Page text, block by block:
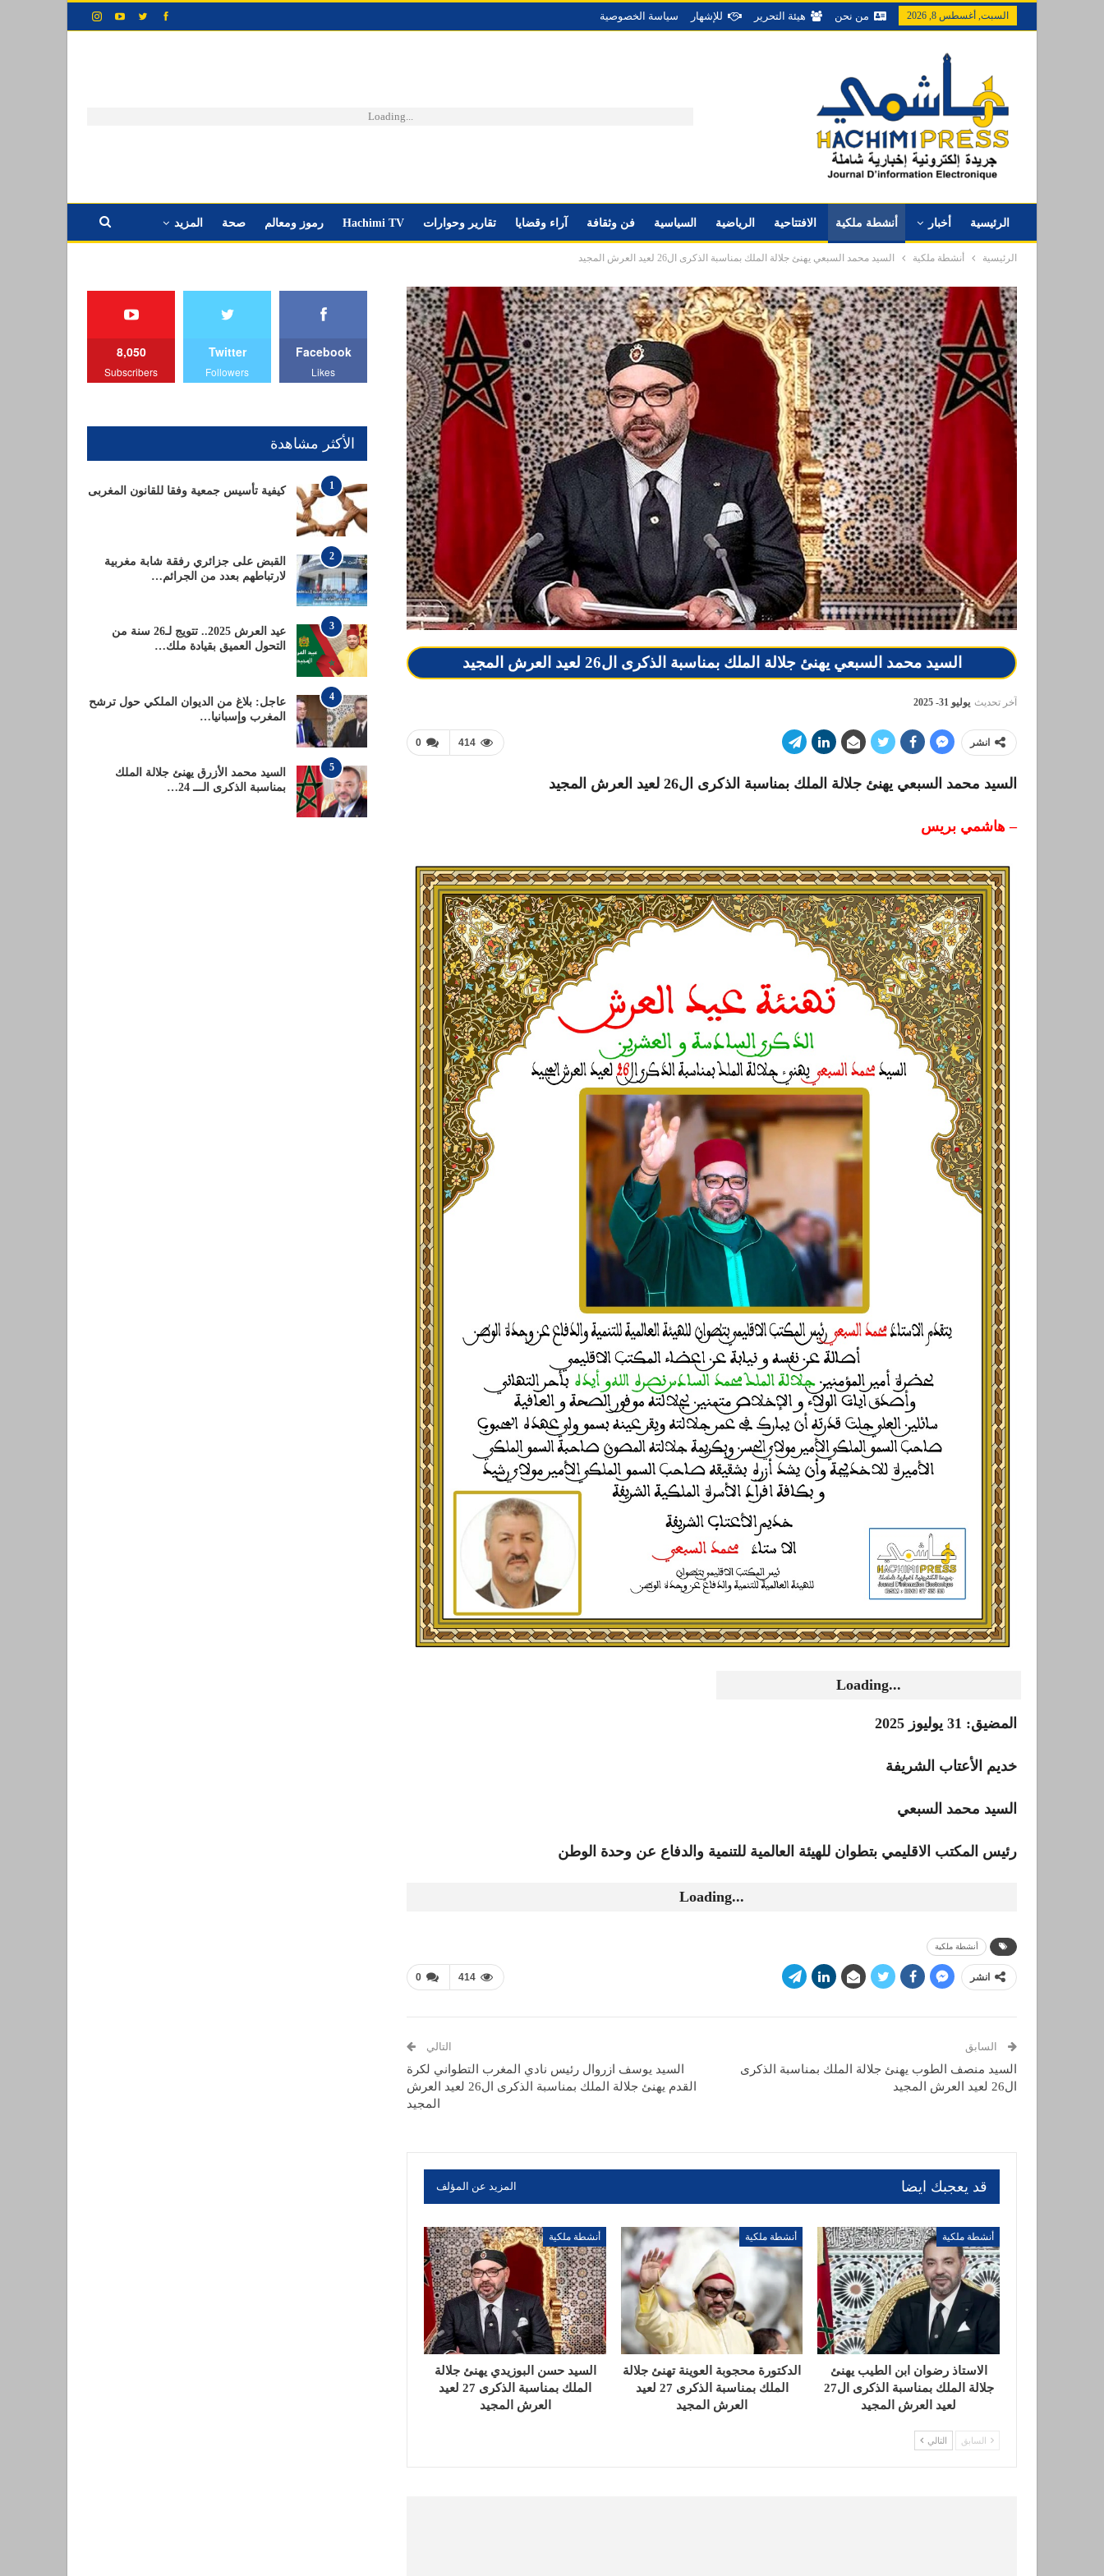
السبت, أغسطس 8, 2026 من نحن هيئة التحرير للإشهار سياسة الخصوصية
Loading...
الرئيسية أخبار أنشطة ملكية الافتتاحية الرياضية السياسية فن وثقافة آراء وقضايا تقارير وحوارات Hachimi TV رموز ومعالم صحة المزيد
الرئيسية أنشطة ملكية السيد محمد السبعي يهنئ جلالة الملك بمناسبة الذكرى ال26 لعيد العرش المجيد
السيد محمد السبعي يهنئ جلالة الملك بمناسبة الذكرى ال26 لعيد العرش المجيد
آخر تحديث يوليو 31- 2025
0 414 انشر
السيد محمد السبعي يهنئ جلالة الملك بمناسبة الذكرى ال26 لعيد العرش المجيد
– هاشمي بريس
Loading...
المضيق: 31 يوليوز 2025
خديم الأعتاب الشريفة
السيد محمد السبعي
رئيس المكتب الاقليمي بتطوان للهيئة العالمية للتنمية والدفاع عن وحدة الوطن
Loading...
أنشطة ملكية
0 414 انشر
السابق
السيد منصف الطوب يهنئ جلالة الملك بمناسبة الذكرى
ال26 لعيد العرش المجيد
التالي
السيد يوسف ازروال رئيس نادي المغرب التطواني لكرة
القدم يهنئ جلالة الملك بمناسبة الذكرى ال26 لعيد العرش
المجيد
قد يعجبك ايضا المزيد عن المؤلف
أنشطة ملكية
الاستاذ رضوان ابن الطيب يهنئ
جلالة الملك بمناسبة الذكرى ال27
لعيد العرش المجيد
أنشطة ملكية
الدكتورة محجوبة العوينة تهنئ جلالة
الملك بمناسبة الذكرى 27 لعيد
العرش المجيد
أنشطة ملكية
السيد حسن البوزيدي يهنئ جلالة
الملك بمناسبة الذكرى 27 لعيد
العرش المجيد
السابق التالي
Facebook
Likes
Twitter
Followers
8,050
Subscribers
الأكثر مشاهدة
1 كيفية تأسيس جمعية وفقا للقانون المغربى
2
القبض على جزائري رفقة شابة مغربية
لارتباطهم بعدد من الجرائم…
3
عيد العرش 2025.. تتويج لـ26 سنة من
التحول العميق بقيادة ملك…
4
عاجل: بلاغ من الديوان الملكي حول ترشح
المغرب وإسبانيا…
5
السيد محمد الأزرق يهنئ جلالة الملك
بمناسبة الذكرى الـــ 24…